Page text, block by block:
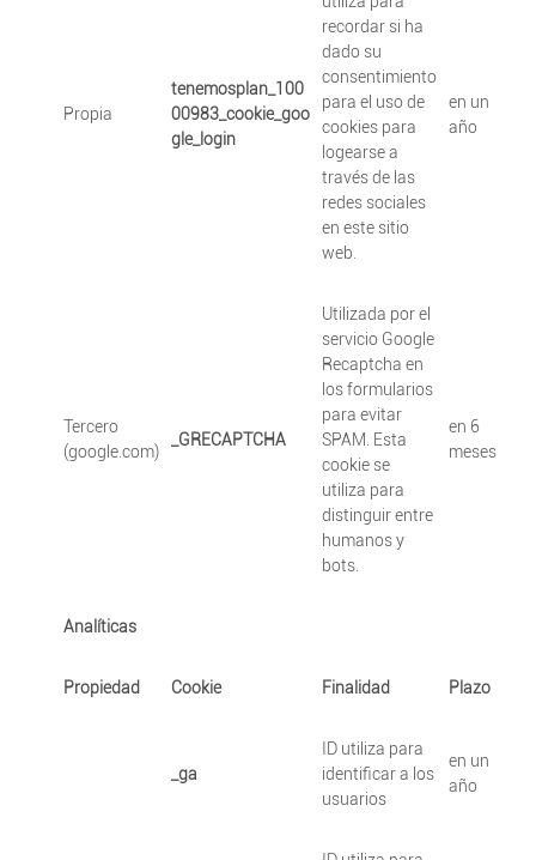
Propia
tenemosplan_100
00983_cookie_goo
gle_login
recordar si ha
dado su
consentimiento
para el uso de
cookies para
logearse a
través de las
redes sociales
en este sitio
web.
en un
año
Tercero
(google.com)
_GRECAPTCHA
Utilizada por el
servicio Google
Recaptcha en
los formularios
para evitar
SPAM. Esta
cookie se
utiliza para
distinguir entre
humanos y
bots.
en 6
meses
Analíticas
Propiedad Cookie Finalidad Plazo
_ga
ID utiliza para
identificar a los
usuarios
en un
año